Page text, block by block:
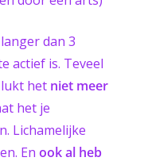
dan 3
actief is. Teveel
het niet meer
het je
Lichamelijke
Enook al heb